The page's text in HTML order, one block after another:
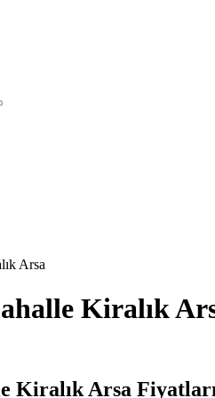
Arsa
Kiralık
Kiralık Arsa